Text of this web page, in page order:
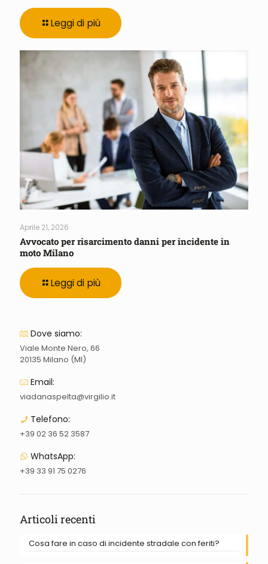
Leggi di più
Aprile 21, 2026
Avvocato per risarcimento danni per incidente in
moto Milano
Leggi di più
Dove siamo:
Viale Monte Nero, 66
20135 Milano (MI)
Email:
viadanaspelta@virgilio.it
Telefono:
+39 02 36 52 3587
WhatsApp:
+39 33 91 75 0276
Articoli recenti
Cosa fare in caso di incidente stradale con feriti?